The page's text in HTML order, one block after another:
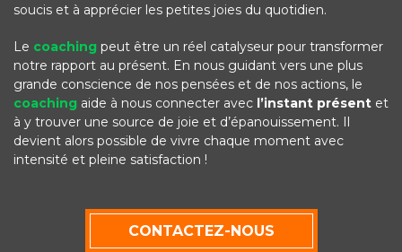
soucis et à apprécier les petites joies du quotidien.
Le coaching peut être un réel catalyseur pour transformer
notre rapport au présent. En nous guidant vers une plus
grande conscience de nos pensées et de nos actions, le
coaching aide à nous connecter avec l’instant présent et
à y trouver une source de joie et d’épanouissement. Il
devient alors possible de vivre chaque moment avec
intensité et pleine satisfaction !
CONTACTEZ-NOUS